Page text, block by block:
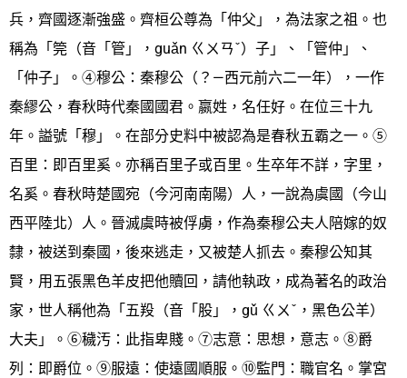
兵，齊國逐漸強盛。齊桓公尊為「仲父」，為法家之祖。也
稱為「筦（音「管」，guǎn ㄍㄨㄢˇ）子」、「管仲」、
「仲子」。④穆公：秦穆公（？—西元前六二一年），一作
秦繆公，春秋時代秦國國君。嬴姓，名任好。在位三十九
年。謚號「穆」。在部分史料中被認為是春秋五霸之一。⑤
百里：即百里奚。亦稱百里子或百里。生卒年不詳，字里，
名奚。春秋時楚國宛（今河南南陽）人，一說為虞國（今山
西平陸北）人。晉滅虞時被俘虜，作為秦穆公夫人陪嫁的奴
隸，被送到秦國，後來逃走，又被楚人抓去。秦穆公知其
賢，用五張黑色羊皮把他贖回，請他執政，成為著名的政治
家，世人稱他為「五羖（音「股」，gǔ ㄍㄨˇ，黑色公羊）
大夫」。⑥穢汚：此指卑賤。⑦志意：思想，意志。⑧爵
列：即爵位。⑨服遠：使遠國順服。⑩監門：職官名。掌宮